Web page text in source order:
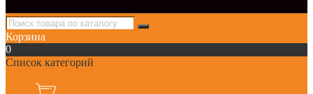
Корзина
0
Список категорий